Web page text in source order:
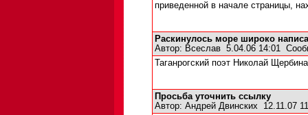
приведенной в начале страницы,
Раскинулось море широко
Автор: Всеслав 5.04.06 14:01
Таганрогский поэт Николай
Просьба уточнить ссылку
Автор: Андрей Двинских 12.11.07